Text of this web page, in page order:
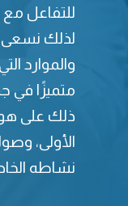
للتفاعل
لذلك نسعى
والموارد
متميزًا في
ذلك على
الأولى،
نشاطه